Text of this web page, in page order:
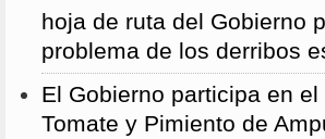
hoja de ruta del Gobierno
problema de los derribos
El Gobierno participa en
Tomate y Pimiento de